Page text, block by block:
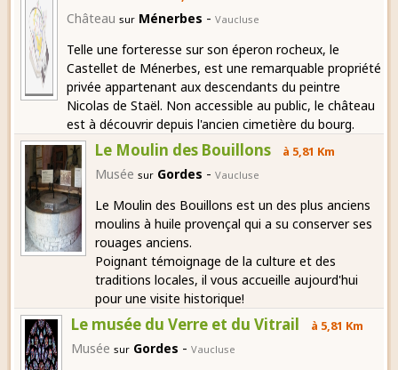
Château sur Ménerbes - Vaucluse
Telle une forteresse sur son éperon rocheux, le
Castellet de Ménerbes, est une remarquable propriété
privée appartenant aux descendants du peintre
Nicolas de Staël. Non accessible au public, le château
est à découvrir depuis l'ancien cimetière du bourg.
Le Moulin des Bouillons à 5,81 Km
Musée sur Gordes - Vaucluse
Le Moulin des Bouillons est un des plus anciens
moulins à huile provençal qui a su conserver ses
rouages anciens.
Poignant témoignage de la culture et des
traditions locales, il vous accueille aujourd'hui
pour une visite historique!
Le musée du Verre et du Vitrail à 5,81 Km
Musée sur Gordes - Vaucluse